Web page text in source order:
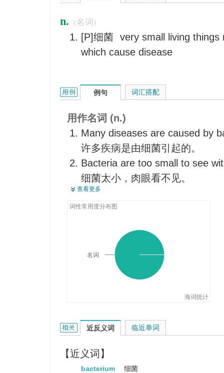
n. (名词)
[P]细菌 very small living
which cause disease
bacteria的用法和样例：
例句
用作名词 (n.)
Many diseases are caused by
许多疾病是由细菌引起的。
Bacteria are too small to see
细菌太小，肉眼看不见。
It is possible to multiply
organisms in the laboratory.
查看更多
词性常用度分布图
海词统计
名词
词汇搭配
bacteria的相关资料：
近反义词
【近义词】
bacterium 细菌
临近单词